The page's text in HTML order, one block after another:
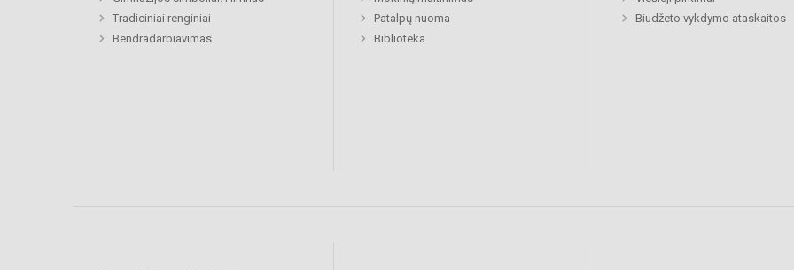
Tradiciniai renginiai
Bendradarbiavimas
Patalpų nuoma
Biblioteka
Biudžeto vykdymo ataskaitos